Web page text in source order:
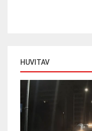
HUVITAV